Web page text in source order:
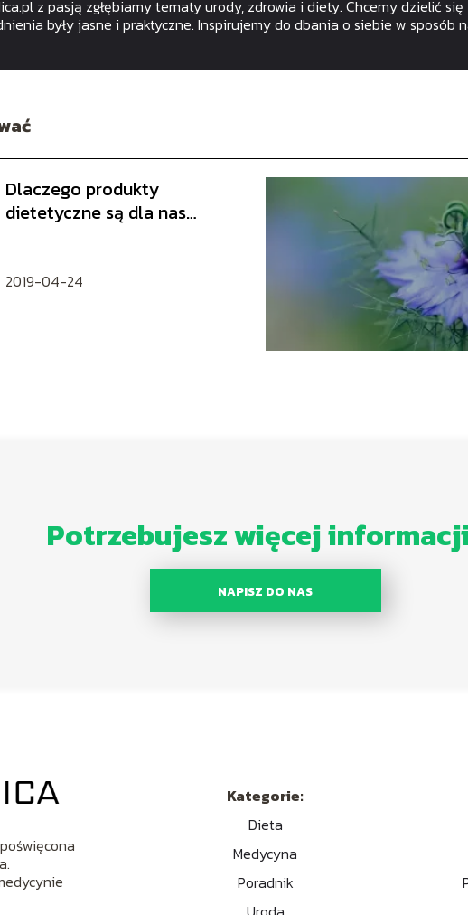
z pasją zgłębiamy tematy urody, zdrowia i diety. Chcemy dzielić
były jasne i praktyczne. Inspirujemy do dbania o siebie w sposób
Dlaczego produkty
dietetyczne są dla nas
2019-04-24
Potrzebujesz więcej
NAPISZ DO NAS
Kategorie:
Dieta
Medycyna
Poradnik